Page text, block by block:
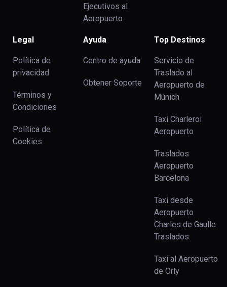
Ejecutivos al
Aeropuerto
Legal
Política de
privacidad
Términos y
Condiciones
Política de
Cookies
Ayuda
Centro de ayuda
Obtener Soporte
Top Destinos
Servicio de
Traslado al
Aeropuerto de
Múnich
Taxi Charleroi
Aeropuerto
Traslados
Aeropuerto
Barcelona
Taxi desde
Aeropuerto
Charles de Gaulle
Traslados
Taxi al Aeropuerto
de Orly